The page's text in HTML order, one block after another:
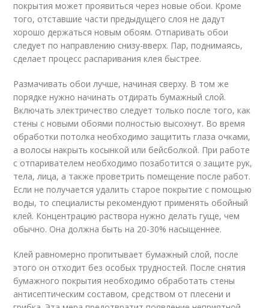
покрытия может проявиться через новые обои. Кроме
того, отставшие части предыдущего слоя не дадут
хорошо держаться новым обоям. Отпаривать обои
следует по направлению снизу-вверх. Пар, поднимаясь,
сделает процесс распаривания клея быстрее.
Размачивать обои лучше, начиная сверху. В том же
порядке нужно начинать отдирать бумажный слой.
Включать электричество следует только после того, как
стены с новыми обоями полностью высохнут. Во время
обработки потолка необходимо защитить глаза очками,
а волосы накрыть косынкой или бейсболкой. При работе
с отпаривателем необходимо позаботится о защите рук,
тела, лица, а также проветрить помещение после работ.
Если не получается удалить старое покрытие с помощью
воды, то специалисты рекомендуют применять обойный
клей. Концентрацию раствора нужно делать гуще, чем
обычно. Она должна быть на 20-30% насыщеннее.
Клей равномерно пропитывает бумажный слой, после
этого он отходит без особых трудностей. После снятия
бумажного покрытия необходимо обработать стены
антисептическим составом, средством от плесени и